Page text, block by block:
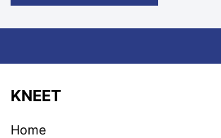
KNEET
Home